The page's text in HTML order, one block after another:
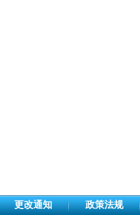
更改通知 政策法规